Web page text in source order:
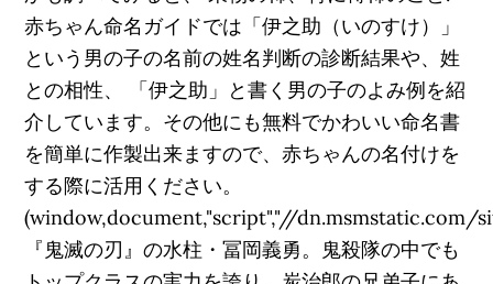
赤ちゃん命名ガイドでは「伊之助（いのすけ）」
という男の子の名前の姓名判断の診断結果や、姓
との相性、 「伊之助」と書く男の子のよみ例を紹
介しています。その他にも無料でかわいい命名書
を簡単に作製出来ますので、赤ちゃんの名付けを
する際に活用ください。
(window,document,"script","//dn.msmstatic.com/
『鬼滅の刃』の水柱・冨岡義勇。鬼殺隊の中でも